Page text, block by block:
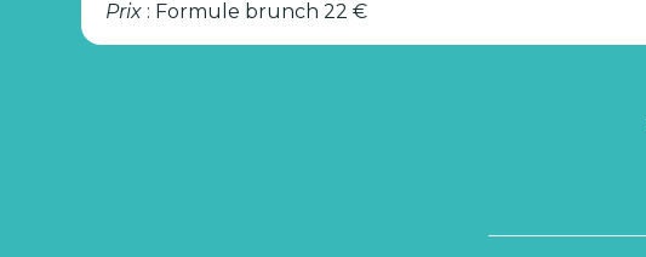
Prix : Formule brunch 22 €